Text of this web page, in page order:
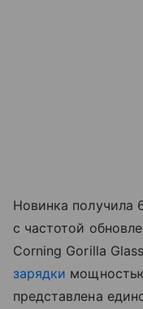
Новинка получила
с частотой
Corning Gorilla
зарядки
представлена